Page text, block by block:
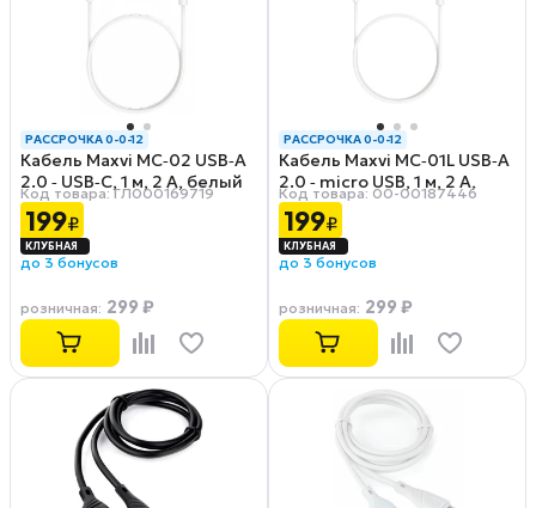
РАССРОЧКА 0-0-12
Кабель Maxvi MC‑02 USB‑A
2.0 ‑ USB‑C, 1 м, 2 A, белый
Код товара: ГЛ000169719
199₽
до 3 бонусов
розничная: 299 ₽
РАССРОЧКА 0-0-12
Кабель Maxvi MC‑01L USB‑A
2.0 ‑ micro USB, 1 м, 2 А,
белый
Код товара: 00-00187446
199₽
до 3 бонусов
розничная: 299 ₽